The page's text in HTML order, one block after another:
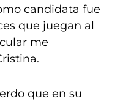
candidata fue
que juegan al
me
que en su